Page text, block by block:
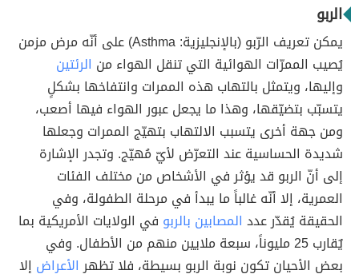
الربو
يمكن تعريف الرّبو (بالإنجليزية: Asthma) على أنّه مرض مزمن
يُصيب الممرّات الهوائية التي تنقل الهواء من الرئتين
وإليها، ويتمثل بالتهاب هذه الممرات وانتفاخها بشكلٍ
يتسبّب بتضيّقها، وهذا ما يجعل عبور الهواء فيها أصعب،
ومن جهة أخرى يتسبب الالتهاب بتهيّج الممرات وجعلها
شديدة الحساسية عند التعرّض لأيّ مُهيّج. وتجدر الإشارة
إلى أنّ الربو قد يؤثر في الأشخاص من مختلف الفئات
العمرية، إلا أنّه غالباً ما يبدأ في مرحلة الطفولة، وفي
الحقيقة يُقدّر عدد المصابين بالربو في الولايات الأمريكية بما
يٌقارب 25 مليوناً، سبعة ملايين منهم من الأطفال. وفي
بعض الأحيان تكون نوبة الربو بسيطة، فلا تظهرالأعراض إلا